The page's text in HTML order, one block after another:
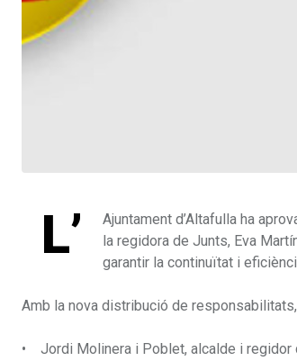
L’
Ajuntament d’Altafulla ha
la regidora de Junts, Eva
garantir la continuïtat i
Amb la nova distribució de
• Jordi Molinera i Poblet, alcalde i regidor